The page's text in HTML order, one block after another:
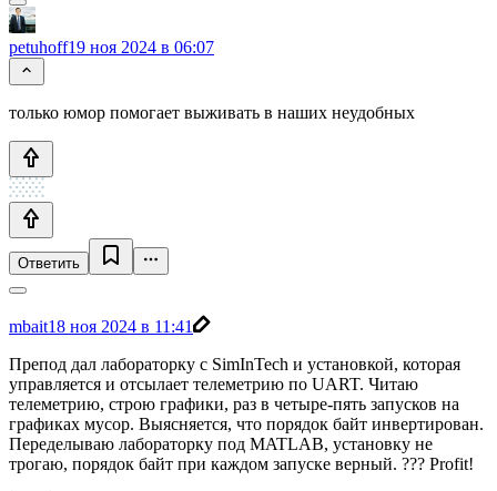
petuhoff19 ноя 2024 в 06:07
только юмор помогает выживать в наших неудобных
Ответить
mbait18 ноя 2024 в 11:41
Препод дал лабораторку с SimInTech и установкой, которая
управляется и отсылает телеметрию по UART. Читаю
телеметрию, строю графики, раз в четыре-пять запусков на
графиках мусор. Выясняется, что порядок байт инвертирован.
Переделываю лабораторку под MATLAB, установку не
трогаю, порядок байт при каждом запуске верный. ??? Profit!